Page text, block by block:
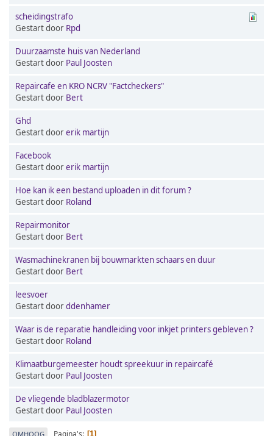
scheidingstrafo
Gestart door Rpd
Duurzaamste huis van Nederland
Gestart door Paul Joosten
Repaircafe en KRO NCRV "Factcheckers"
Gestart door Bert
Ghd
Gestart doorerik martijn
Facebook
Gestart doorerik martijn
Hoe kan ik een bestand uploaden in dit forum ?
Gestart door Roland
Repairmonitor
Gestart door Bert
Wasmachinekranen bij bouwmarkten schaars en duur
Gestart door Bert
leesvoer
Gestart doorddenhamer
Waar is de reparatie handleiding voor inkjet printers gebleven ?
Gestart door Roland
Klimaatburgemeester houdt spreekuur in repaircafé
Gestart door Paul Joosten
De vliegende bladblazermotor
Gestart door Paul Joosten
OMHOOG 1